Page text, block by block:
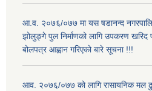
आ.व. २०७६/०७७ मा यस षडानन्द
झोलुङ्गे पुल निर्माणको लागि उपकरण खरिद
बोलपत्र आह्वान गरिएको बारे सूचना !!!
आव. २०७६/०७७ को लागि रासायनिक मल